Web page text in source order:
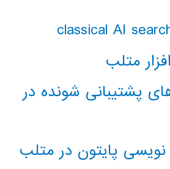
متلب
پشتیبانی شونده در
نویسی پایتون در متلب